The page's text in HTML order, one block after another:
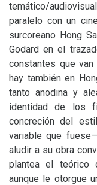
temático/
paralelo con un
surcoreano Hong
Godard en el
constantes que
hay también en
tanto anodina y
identidad de los
concreción del
variable que
aludir a su obra
plantea el teórico
aunque le otorgue